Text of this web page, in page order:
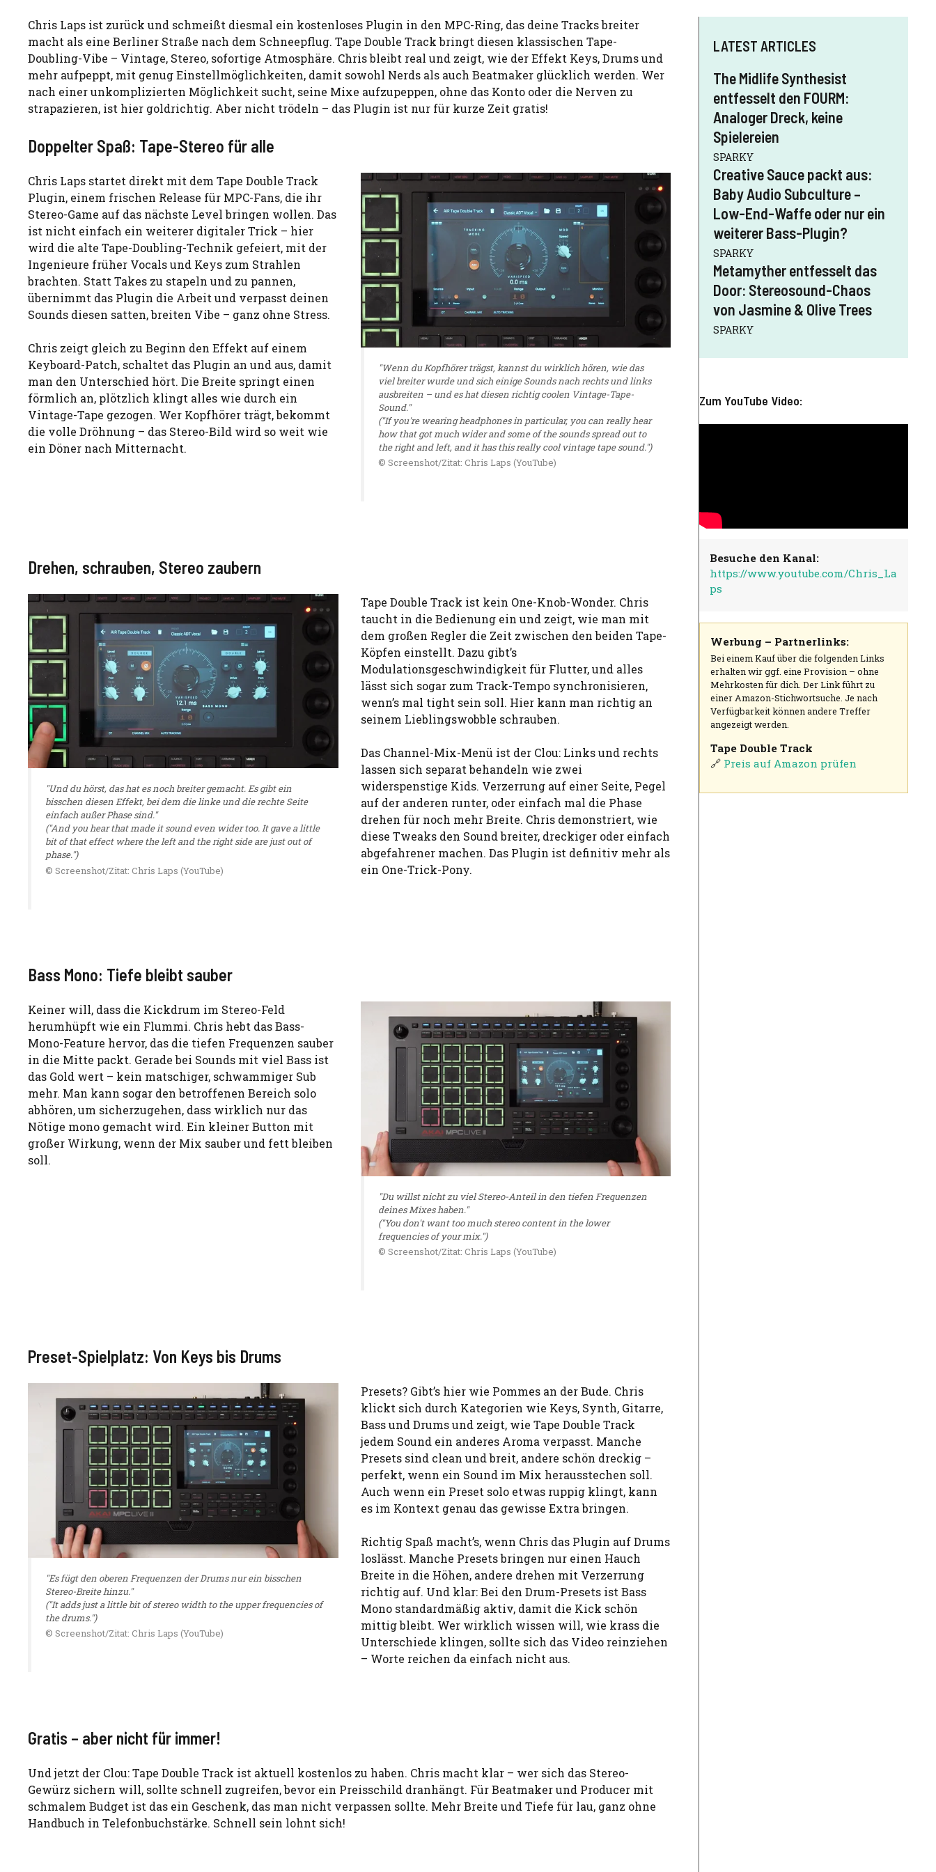
Chris Laps ist zurück und schmeißt diesmal ein kostenloses Plugin in den MPC-Ring, das deine Tracks breiter
macht als eine Berliner Straße nach dem Schneepflug. Tape Double Track bringt diesen klassischen Tape-
Doubling-Vibe – Vintage, Stereo, sofortige Atmosphäre. Chris bleibt real und zeigt, wie der Effekt Keys, Drums und
mehr aufpeppt, mit genug Einstellmöglichkeiten, damit sowohl Nerds als auch Beatmaker glücklich werden. Wer
nach einer unkomplizierten Möglichkeit sucht, seine Mixe aufzupeppen, ohne das Konto oder die Nerven zu
strapazieren, ist hier goldrichtig. Aber nicht trödeln – das Plugin ist nur für kurze Zeit gratis!
Doppelter Spaß: Tape-Stereo für alle
Chris Laps startet direkt mit dem Tape Double Track
Plugin, einem frischen Release für MPC-Fans, die ihr
Stereo-Game auf das nächste Level bringen wollen. Das
ist nicht einfach ein weiterer digitaler Trick – hier
wird die alte Tape-Doubling-Technik gefeiert, mit der
Ingenieure früher Vocals und Keys zum Strahlen
brachten. Statt Takes zu stapeln und zu pannen,
übernimmt das Plugin die Arbeit und verpasst deinen
Sounds diesen satten, breiten Vibe – ganz ohne Stress.
Chris zeigt gleich zu Beginn den Effekt auf einem
Keyboard-Patch, schaltet das Plugin an und aus, damit
man den Unterschied hört. Die Breite springt einen
förmlich an, plötzlich klingt alles wie durch ein
Vintage-Tape gezogen. Wer Kopfhörer trägt, bekommt
die volle Dröhnung – das Stereo-Bild wird so weit wie
ein Döner nach Mitternacht.
"Wenn du Kopfhörer trägst, kannst du wirklich hören, wie das
viel breiter wurde und sich einige Sounds nach rechts und links
ausbreiten – und es hat diesen richtig coolen Vintage-Tape-
Sound."
("If you're wearing headphones in particular, you can really hear
how that got much wider and some of the sounds spread out to
the right and left, and it has this really cool vintage tape sound.")
© Screenshot/Zitat: Chris Laps (YouTube)
Drehen, schrauben, Stereo zaubern
"Und du hörst, das hat es noch breiter gemacht. Es gibt ein
bisschen diesen Effekt, bei dem die linke und die rechte Seite
einfach außer Phase sind."
("And you hear that made it sound even wider too. It gave a little
bit of that effect where the left and the right side are just out of
phase.")
© Screenshot/Zitat: Chris Laps (YouTube)
Tape Double Track ist kein One-Knob-Wonder. Chris
taucht in die Bedienung ein und zeigt, wie man mit
dem großen Regler die Zeit zwischen den beiden Tape-
Köpfen einstellt. Dazu gibt’s
Modulationsgeschwindigkeit für Flutter, und alles
lässt sich sogar zum Track-Tempo synchronisieren,
wenn’s mal tight sein soll. Hier kann man richtig an
seinem Lieblingswobble schrauben.
Das Channel-Mix-Menü ist der Clou: Links und rechts
lassen sich separat behandeln wie zwei
widerspenstige Kids. Verzerrung auf einer Seite, Pegel
auf der anderen runter, oder einfach mal die Phase
drehen für noch mehr Breite. Chris demonstriert, wie
diese Tweaks den Sound breiter, dreckiger oder einfach
abgefahrener machen. Das Plugin ist definitiv mehr als
ein One-Trick-Pony.
Bass Mono: Tiefe bleibt sauber
Keiner will, dass die Kickdrum im Stereo-Feld
herumhüpft wie ein Flummi. Chris hebt das Bass-
Mono-Feature hervor, das die tiefen Frequenzen sauber
in die Mitte packt. Gerade bei Sounds mit viel Bass ist
das Gold wert – kein matschiger, schwammiger Sub
mehr. Man kann sogar den betroffenen Bereich solo
abhören, um sicherzugehen, dass wirklich nur das
Nötige mono gemacht wird. Ein kleiner Button mit
großer Wirkung, wenn der Mix sauber und fett bleiben
soll.
"Du willst nicht zu viel Stereo-Anteil in den tiefen Frequenzen
deines Mixes haben."
("You don't want too much stereo content in the lower
frequencies of your mix.")
© Screenshot/Zitat: Chris Laps (YouTube)
Preset-Spielplatz: Von Keys bis Drums
"Es fügt den oberen Frequenzen der Drums nur ein bisschen
Stereo-Breite hinzu."
("It adds just a little bit of stereo width to the upper frequencies of
the drums.")
© Screenshot/Zitat: Chris Laps (YouTube)
Presets? Gibt’s hier wie Pommes an der Bude. Chris
klickt sich durch Kategorien wie Keys, Synth, Gitarre,
Bass und Drums und zeigt, wie Tape Double Track
jedem Sound ein anderes Aroma verpasst. Manche
Presets sind clean und breit, andere schön dreckig –
perfekt, wenn ein Sound im Mix herausstechen soll.
Auch wenn ein Preset solo etwas ruppig klingt, kann
es im Kontext genau das gewisse Extra bringen.
Richtig Spaß macht’s, wenn Chris das Plugin auf Drums
loslässt. Manche Presets bringen nur einen Hauch
Breite in die Höhen, andere drehen mit Verzerrung
richtig auf. Und klar: Bei den Drum-Presets ist Bass
Mono standardmäßig aktiv, damit die Kick schön
mittig bleibt. Wer wirklich wissen will, wie krass die
Unterschiede klingen, sollte sich das Video reinziehen
– Worte reichen da einfach nicht aus.
Gratis – aber nicht für immer!
Und jetzt der Clou: Tape Double Track ist aktuell kostenlos zu haben. Chris macht klar – wer sich das Stereo-
Gewürz sichern will, sollte schnell zugreifen, bevor ein Preisschild dranhängt. Für Beatmaker und Producer mit
schmalem Budget ist das ein Geschenk, das man nicht verpassen sollte. Mehr Breite und Tiefe für lau, ganz ohne
Handbuch in Telefonbuchstärke. Schnell sein lohnt sich!
LATEST ARTICLES
The Midlife Synthesist
entfesselt den FOURM:
Analoger Dreck, keine
Spielereien
SPARKY
Creative Sauce packt aus:
Baby Audio Subculture –
Low-End-Waffe oder nur ein
weiterer Bass-Plugin?
SPARKY
Metamyther entfesselt das
Door: Stereosound-Chaos
von Jasmine & Olive Trees
SPARKY
Zum YouTube Video:
Besuche den Kanal:
https://www.youtube.com/Chris_La
ps
Werbung – Partnerlinks:
Bei einem Kauf über die folgenden Links
erhalten wir ggf. eine Provision – ohne
Mehrkosten für dich. Der Link führt zu
einer Amazon-Stichwortsuche. Je nach
Verfügbarkeit können andere Treffer
angezeigt werden.
Tape Double Track
🔗 Preis auf Amazon prüfen